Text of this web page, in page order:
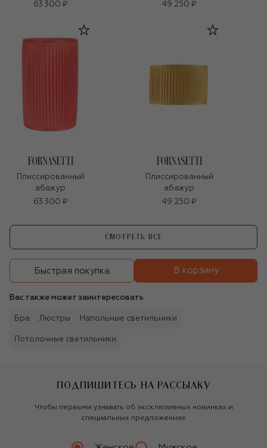
63 300 ₽
49 250 ₽
Плиссированный
абажур
63 300 ₽
Плиссированный
абажур
49 250 ₽
СМОТРЕТЬ ВСЕ
Быстрая покупка В корзину
Вас также может заинтересовать
Бра Люстры Напольные светильники
Потолочные светильники
ПОДПИШИТЕСЬ НА РАССЫЛКУ
Чтобы первыми узнавать об эксклюзивных новинках и
специальных предложениях